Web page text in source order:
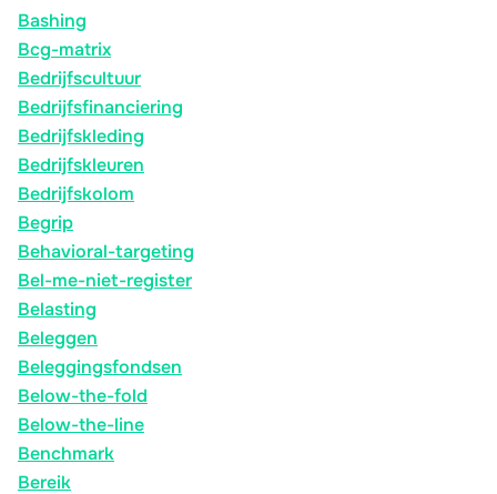
Bashing
Bcg-matrix
Bedrijfscultuur
Bedrijfsfinanciering
Bedrijfskleding
Bedrijfskleuren
Bedrijfskolom
Begrip
Behavioral-targeting
Bel-me-niet-register
Belasting
Beleggen
Beleggingsfondsen
Below-the-fold
Below-the-line
Benchmark
Bereik